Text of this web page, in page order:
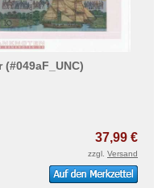
37,99 €
zzgl. Versand